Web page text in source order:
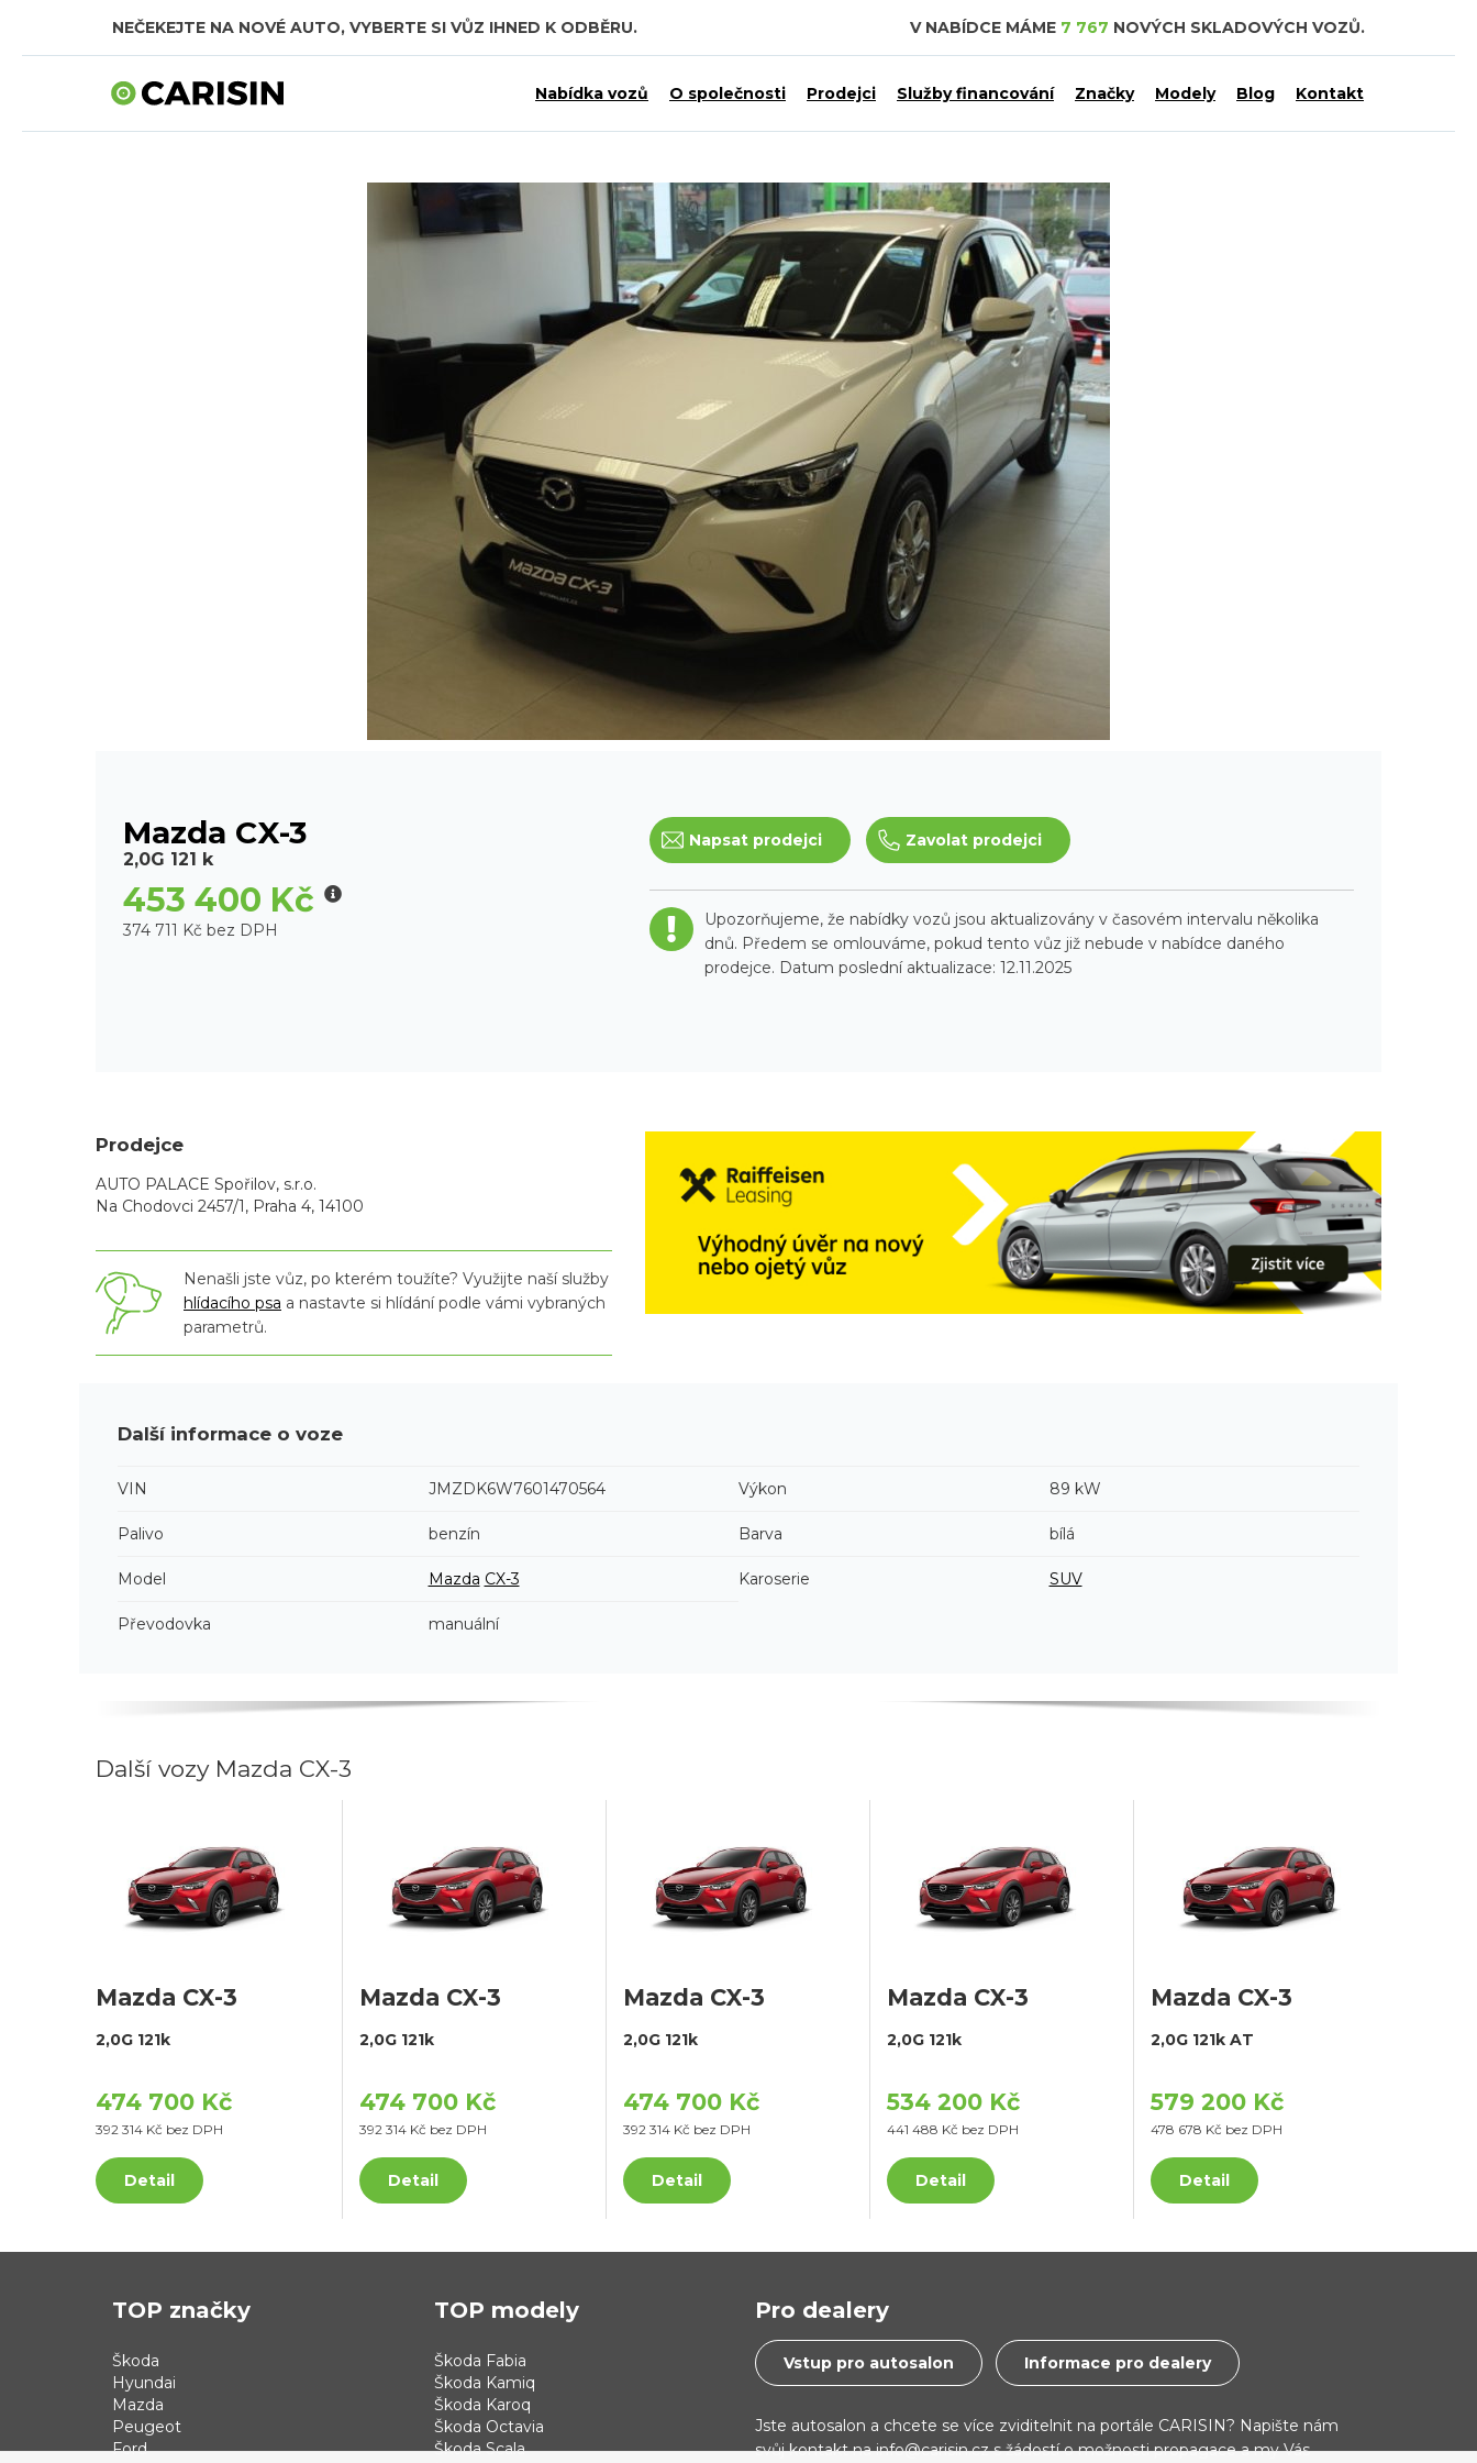
NEČEKEJTE NA NOVÉ AUTO, VYBERTE SI VŮZ IHNED K ODBĚRU. V NABÍDCE MÁME 7 767 NOVÝCH SKLADOVÝCH VOZŮ.
Nabídka vozů O společnosti Prodejci Služby financování Značky Modely Blog Kontakt
Mazda CX-3
2,0G 121 k
453 400 Kč
374 711 Kč bez DPH
Napsat prodejci Zavolat prodejci
Upozorňujeme, že nabídky vozů jsou aktualizovány v časovém intervalu několika
dnů. Předem se omlouváme, pokud tento vůz již nebude v nabídce daného
prodejce. Datum poslední aktualizace: 12.11.2025
Prodejce
AUTO PALACE Spořilov, s.r.o.
Na Chodovci 2457/1, Praha 4, 14100
Nenašli jste vůz, po kterém toužíte? Využijte naší služby
hlídacího psa a nastavte si hlídání podle vámi vybraných
parametrů.
Další informace o voze
VIN JMZDK6W7601470564 Výkon 89 kW
Palivo benzín Barva bílá
Model Mazda CX-3 Karoserie SUV
Převodovka manuální
Další vozy Mazda CX-3
Mazda CX-3
2,0G 121k
474 700 Kč
392 314 Kč bez DPH
Detail
Mazda CX-3
2,0G 121k
474 700 Kč
392 314 Kč bez DPH
Detail
Mazda CX-3
2,0G 121k
474 700 Kč
392 314 Kč bez DPH
Detail
Mazda CX-3
2,0G 121k
534 200 Kč
441 488 Kč bez DPH
Detail
Mazda CX-3
2,0G 121k AT
579 200 Kč
478 678 Kč bez DPH
Detail
TOP značky
Škoda
Hyundai
Mazda
Peugeot
Ford
TOP modely
Škoda Fabia
Škoda Kamiq
Škoda Karoq
Škoda Octavia
Škoda Scala
Pro dealery
Vstup pro autosalon Informace pro dealery
Jste autosalon a chcete se více zviditelnit na portále CARISIN? Napište nám
svůj kontakt na info@carisin.cz s žádostí o možnosti propagace a my Vás